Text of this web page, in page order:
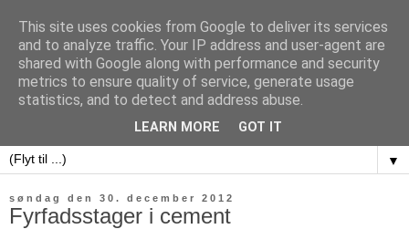
sweet potatoes
▼
søndag den 30. december 2012
Fyrfadsstager i cement
This site uses cookies from Google to deliver its services
and to analyze traffic. Your IP address and user-agent are
shared with Google along with performance and security
metrics to ensure quality of service, generate usage
statistics, and to detect and address abuse.
LEARN MORE GOT IT